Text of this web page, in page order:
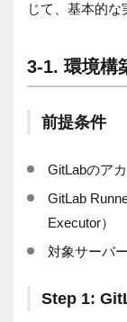
じて、基本的な
3-1. 環境構
前提条件
GitLabのア
GitLab
Executor）
対象サーバ
Step 1: